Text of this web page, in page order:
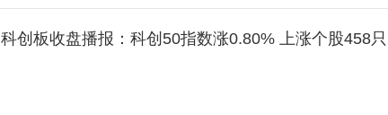
科创板收盘播报：科创50指数涨0.80% 上涨个股458只